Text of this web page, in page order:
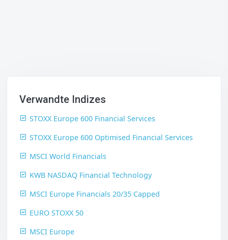
Verwandte Indizes
STOXX Europe 600 Financial Services
STOXX Europe 600 Optimised Financial Services
MSCI World Financials
KWB NASDAQ Financial Technology
MSCI Europe Financials 20/35 Capped
EURO STOXX 50
MSCI Europe